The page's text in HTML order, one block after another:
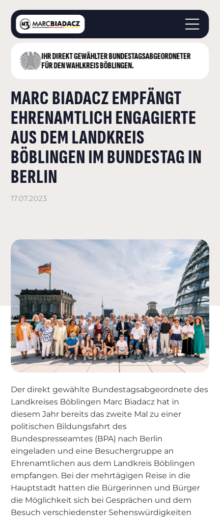
IHR DIREKT GEWÄHLTER BUNDESTAGS­ABGEORDNETER
FÜR DEN WAHLKREIS BÖBLINGEN.
STARTSEITE
LANDKREIS BÖBLINGEN
DEUTSCHER BUNDESTAG
AKTUELLES
KONTAKT
MARC BIADACZ EMPFÄNGT
EHRENAMTLICH ENGAGIERTE
AUS DEM LANDKREIS
BÖBLINGEN IM BUNDESTAG IN
BERLIN
17.07.2023
Der direkt gewählte Bundestagsabgeordnete des
Landkreises Böblingen Marc Biadacz hat in
diesem Jahr bereits das zweite Mal zu einer
politischen Bildungsfahrt des
Bundespresseamtes (BPA) nach Berlin
eingeladen und eine Besuchergruppe an
Ehrenamtlichen aus dem Landkreis Böblingen
empfangen. Bei der mehrtägigen Reise in die
Hauptstadt hatten die Bürgerinnen und Bürger
die Möglichkeit sich bei Gesprächen und dem
Besuch verschiedenster Sehenswürdigkeiten